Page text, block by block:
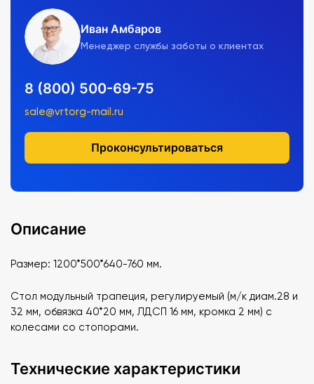
Иван Амбаров
Менеджер службы заботы о клиентах
8 (800) 500-69-75
sale@vrtorg-mail.ru
Проконсультироваться
Описание
Размер: 1200*500*640-760 мм.
Стол модульный трапеция, регулируемый (м/к диам.28 и
32 мм, обвязка 40*20 мм, ЛДСП 16 мм, кромка 2 мм) с
колесами со стопорами.
Технические характеристики